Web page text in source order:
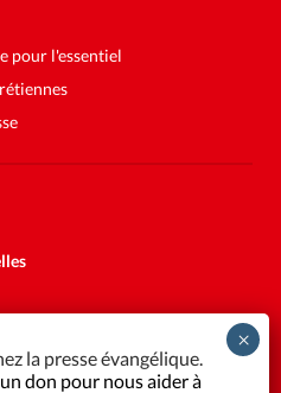
pour l'essentiel
la presse évangélique.
don pour nous aider à